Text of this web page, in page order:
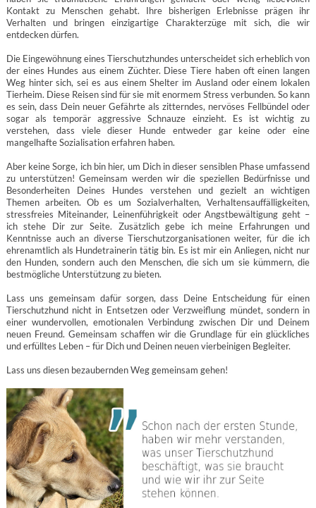
Kontakt zu Menschen gehabt. Ihre bisherigen Erlebnisse prägen ihr
Verhalten und bringen einzigartige Charakterzüge mit sich, die wir
entdecken dürfen.
Die Eingewöhnung eines Tierschutzhundes unterscheidet sich erheblich von
der eines Hundes aus einem Züchter. Diese Tiere haben oft einen langen
Weg hinter sich, sei es aus einem Shelter im Ausland oder einem lokalen
Tierheim. Diese Reisen sind für sie mit enormem Stress verbunden. So kann
es sein, dass Dein neuer Gefährte als zitterndes, nervöses Fellbündel oder
sogar als temporär aggressive Schnauze einzieht. Es ist wichtig zu
verstehen, dass viele dieser Hunde entweder gar keine oder eine
mangelhafte Sozialisation erfahren haben.
Aber keine Sorge, ich bin hier, um Dich in dieser sensiblen Phase umfassend
zu unterstützen! Gemeinsam werden wir die speziellen Bedürfnisse und
Besonderheiten Deines Hundes verstehen und gezielt an wichtigen
Themen arbeiten. Ob es um Sozialverhalten, Verhaltensauffälligkeiten,
stressfreies Miteinander, Leinenführigkeit oder Angstbewältigung geht –
ich stehe Dir zur Seite. Zusätzlich gebe ich meine Erfahrungen und
Kenntnisse auch an diverse Tierschutzorganisationen weiter, für die ich
ehrenamtlich als Hundetrainerin tätig bin. Es ist mir ein Anliegen, nicht nur
den Hunden, sondern auch den Menschen, die sich um sie kümmern, die
bestmögliche Unterstützung zu bieten.
Lass uns gemeinsam dafür sorgen, dass Deine Entscheidung für einen
Tierschutzhund nicht in Entsetzen oder Verzweiflung mündet, sondern in
einer wundervollen, emotionalen Verbindung zwischen Dir und Deinem
neuen Freund. Gemeinsam schaffen wir die Grundlage für ein glückliches
und erfülltes Leben – für Dich und Deinen neuen vierbeinigen Begleiter.
Lass uns diesen bezaubernden Weg gemeinsam gehen!